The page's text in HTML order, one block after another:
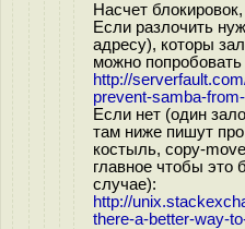
Насчет
Если разлочить
адресу), которы
можно
http://
prevent-samba-
Если нет (один
там ниже пишут
костыль, copy-
главное чтобы это
случае):
http://
there-a-better-way-